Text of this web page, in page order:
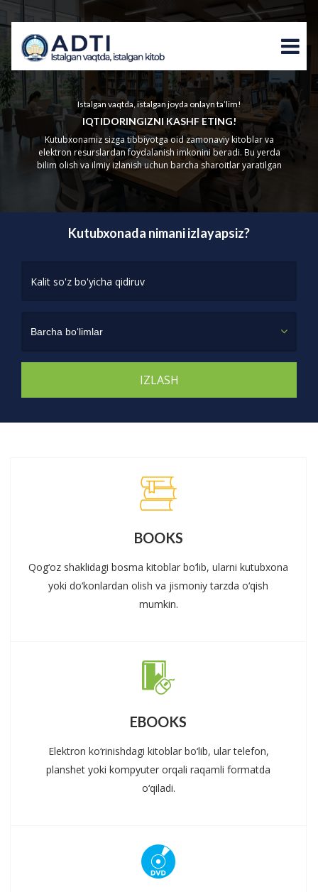
Istalgan vaqtda, istalgan joyda onlayn ta’lim!
IQTIDORINGIZNI KASHF ETING!
Kutubxonamiz sizga tibbiyotga oid zamonaviy kitoblar va
elektron resurslardan foydalanish imkonini beradi. Bu yerda
bilim olish va ilmiy izlanish uchun barcha sharoitlar yaratilgan
Kutubxonada nimani izlayapsiz?
Barcha bo‘limlar
BOOKS
Qog‘oz shaklidagi bosma kitoblar bo‘lib, ularni kutubxona
yoki do‘konlardan olish va jismoniy tarzda o‘qish
mumkin.
EBOOKS
Elektron ko‘rinishdagi kitoblar bo‘lib, ular telefon,
planshet yoki kompyuter orqali raqamli formatda
o‘qiladi.